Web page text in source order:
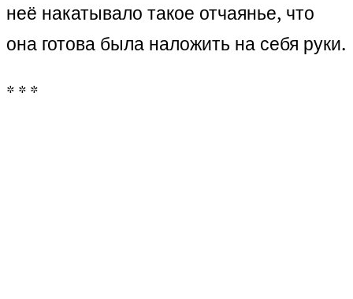
неё накатывало такое отчаянье, что
она готова была наложить на себя руки.
* * *